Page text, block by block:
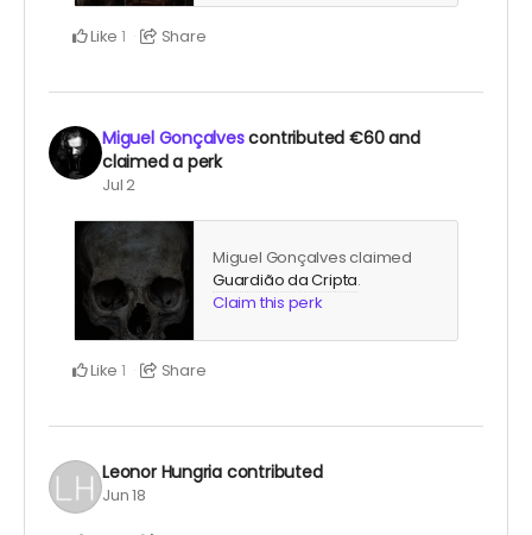
Like 1 Share
Miguel Gonçalvescontributed €60and
claimed a perk
Jul 2
Miguel Gonçalves claimed
Guardião da Cripta.
Claim this perk
Like 1 Share
Leonor Hungria contributed
Jun 18